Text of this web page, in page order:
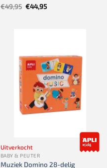
€49,95 Oorspronkelijke
€44,95Huidige
Uitverkocht
BABY & PEUTER
Muziek Domino 28-delig